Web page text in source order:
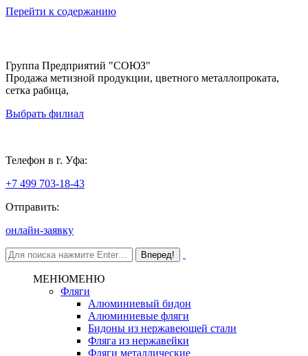
Перейти к содержанию
Группа Предприятий "СОЮЗ"
Продажа метизной продукции, цветного металлопроката,
сетка рабица,
Выбрать филиал
Телефон в г. Уфа:
+7 499 703-18-43
Отправить:
онлайн-заявку
МЕНЮМЕНЮ
Фляги
Алюминиевый бидон
Алюминиевые фляги
Бидоны из нержавеющей стали
Фляга из нержавейки
Фляги металлические